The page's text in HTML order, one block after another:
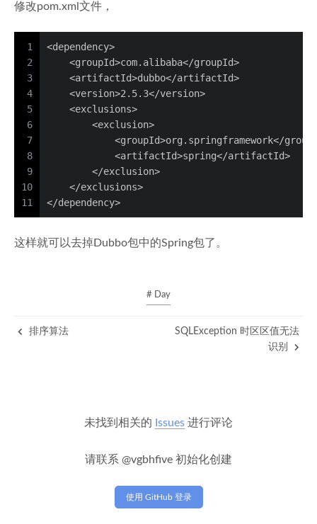
修改pom.xml文件，
1
2
3
4
5
6
7
8
9
10
11
<dependency>
    <groupId>com.alibaba</groupId>
    <artifactId>dubbo</artifactId>
    <version>2.5.3</version>
    <exclusions>
        <exclusion>
<groupId>org.springframework</
            <artifactId>spring</artifactId>
        </exclusion>
    </exclusions>
</dependency>
这样就可以去掉Dubbo包中的Spring包了。
# Day
排序算法
SQLException 时区区值无法
识别
未找到相关的 Issues 进行评论
请联系 @vgbhfive 初始化创建
使用 GitHub 登录